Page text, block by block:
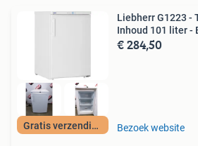
Gratis verzending
Liebherr G1223 -
Inhoud 101 liter -
€ 284,50
Bezoek website